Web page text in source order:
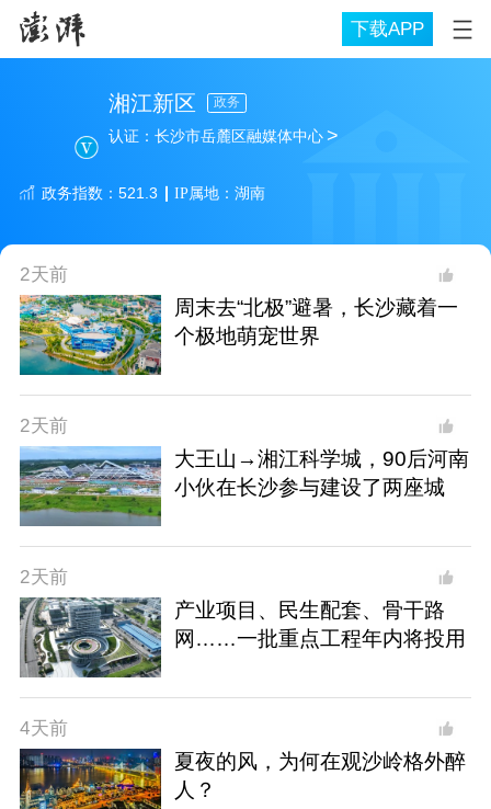
下载APP
湘江新区 政务
认证：长沙市岳麓区融媒体中心 >
政务指数：521.3 IP属地： 湖南
2天前
周末去“北极”避暑，长沙藏着一
个极地萌宠世界
2天前
大王山→湘江科学城，90后河南
小伙在长沙参与建设了两座城
2天前
产业项目、民生配套、骨干路
网……一批重点工程年内将投用
4天前
夏夜的风，为何在观沙岭格外醉
人？